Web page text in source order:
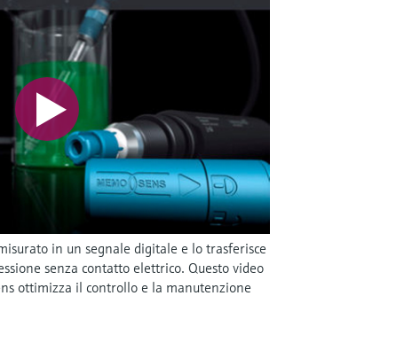
in un segnale digitale e lo trasferisce
senza contatto elettrico. Questo video
ottimizza il controllo e la manutenzione